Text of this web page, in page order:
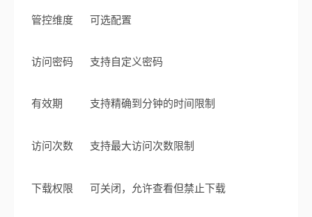
管控维度 可选配置
访问密码 支持自定义密码
有效期 支持精确到分钟的时间限制
访问次数 支持最大访问次数限制
下载权限 可关闭，允许查看但禁止下载